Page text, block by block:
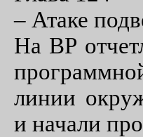
– Атаке
На ВР
линии
и начали